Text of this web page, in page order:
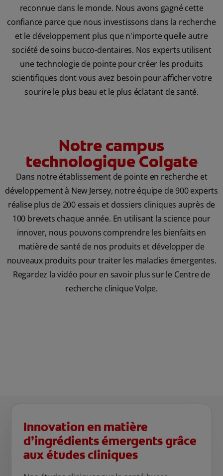
reconnue dans le monde. Nous avons gagné cette
confiance parce que nous investissons dans la recherche
et le développement plus que n'importe quelle autre
société de soins bucco-dentaires. Nos experts utilisent
une technologie de pointe pour créer les produits
scientifiques dont vous avez besoin pour afficher votre
sourire le plus beau et le plus éclatant de santé.
Notre campus
technologique Colgate
Dans notre établissement de pointe en recherche et
développement à New Jersey, notre équipe de 900 experts
réalise plus de 200 essais et dossiers cliniques auprès de
100 brevets chaque année. En utilisant la science pour
innover, nous pouvons comprendre les bienfaits en
matière de santé de nos produits et développer de
nouveaux produits pour traiter les maladies émergentes.
Regardez la vidéo pour en savoir plus sur le Centre de
recherche clinique Volpe.
Innovation en matière
d’ingrédients émergents grâce
aux études cliniques